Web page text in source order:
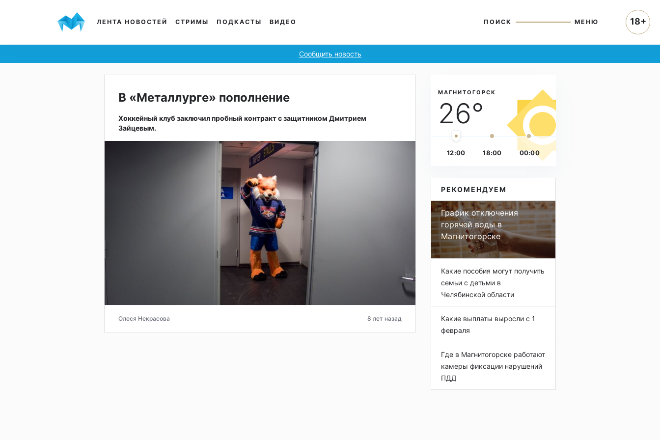
ЛЕНТА НОВОСТЕЙ СТРИМЫ ПОДКАСТЫ ВИДЕО ПОИСК МЕНЮ
Сообщить новость
В «Металлурге» пополнение
Хоккейный клуб заключил пробный контракт с защитником Дмитрием
Зайцевым.
Олеся Некрасова 8 лет назад
МАГНИТОГОРСК
26°
12:00 18:00 00:00
РЕКОМЕНДУЕМ
График отключения
горячей воды в
Магнитогорске
Какие пособия могут получить
семьи с детьми в
Челябинской области
Какие выплаты выросли с 1
февраля
Где в Магнитогорске работают
камеры фиксации нарушений
ПДД
18+